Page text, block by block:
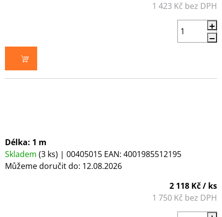
1 423 Kč bez DPH
DO KOŠÍKU
Délka: 1 m
Skladem (3 ks) | 00405015 EAN: 4001985512195
Můžeme doručit do: 12.08.2026
2 118 Kč/ ks
1 750 Kč bez DPH